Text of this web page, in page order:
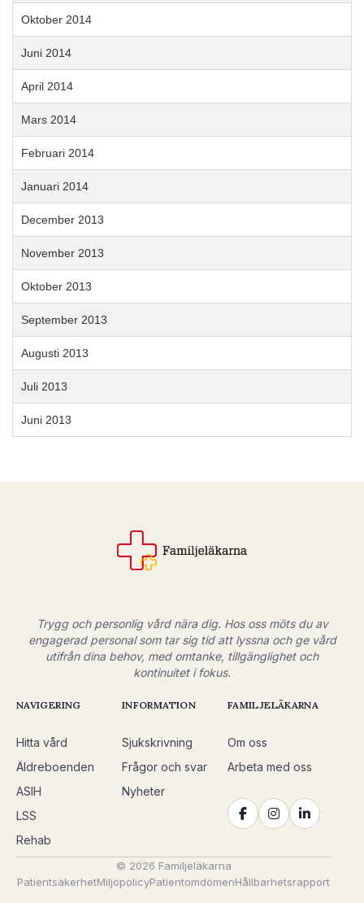
Oktober 2014
Juni 2014
April 2014
Mars 2014
Februari 2014
Januari 2014
December 2013
November 2013
Oktober 2013
September 2013
Augusti 2013
Juli 2013
Juni 2013
Trygg och personlig vård nära dig. Hos oss möts du av
engagerad personal som tar sig tid att lyssna och ge vård
utifrån dina behov, med omtanke, tillgänglighet och
kontinuitet i fokus.
NAVIGERING
Hitta vård
Äldreboenden
ASIH
LSS
Rehab
INFORMATION
Sjukskrivning
Frågor och svar
Nyheter
FAMILJELÄKARNA
Om oss
Arbeta med oss
© 2026 Familjeläkarna
PatientsäkerhetMiljöpolicyPatientomdömenHållbarhetsrapport